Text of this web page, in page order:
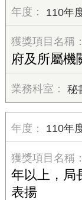
110年
府及所屬機
秘
110年
年以上，局
表揚